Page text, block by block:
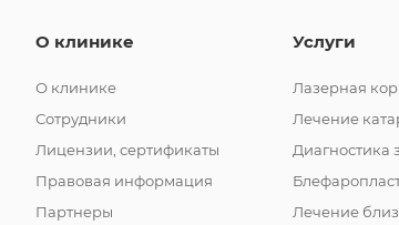
О клинике
О клинике
Сотрудники
Лицензии, сертификаты
Правовая информация
Партнеры
Услуги
Лазерная
Лечение
Диагностика
Лечение